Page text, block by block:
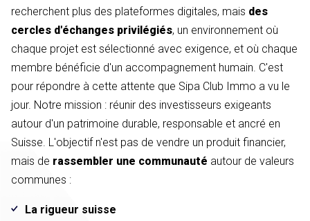
recherchent plus des plateformes digitales, mais des
cercles d'échanges privilégiés, un environnement où
chaque projet est sélectionné avec exigence, et où chaque
membre bénéficie d'un accompagnement humain. C'est
pour répondre à cette attente que Sipa Club Immo a vu le
jour. Notre mission : réunir des investisseurs exigeants
autour d'un patrimoine durable, responsable et ancré en
Suisse. L'objectif n'est pas de vendre un produit financier,
mais de rassembler une communauté autour de valeurs
communes :
La rigueur suisse